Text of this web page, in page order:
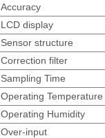
Accuracy
LCD display
Sensor structure
Correction filter
Sampling Time
Operating Temperature
Operating Humidity
Over-input